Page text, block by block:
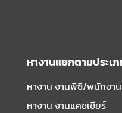
หางานแยกตามประเ
หางาน งานพีซี/พนักงา
หางาน งานแคชเชียร์